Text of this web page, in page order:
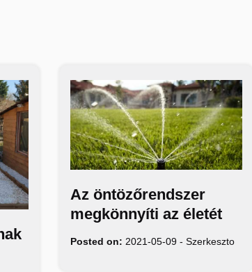
Az öntözőrendszer
megkönnyíti az életét
Posted on: 2021-05-09- Szerkeszto